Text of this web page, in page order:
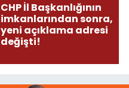
CHP İl Başkanlığının
imkanlarından sonra,
yeni açıklama adresi
değişti!